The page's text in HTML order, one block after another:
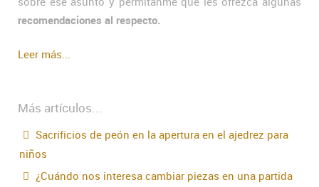
recomendaciones al respecto.
Leer más...
Más artículos...
Sacrificios de peón en la apertura en el ajedrez para
niños
¿Cuándo nos interesa cambiar piezas en una partida